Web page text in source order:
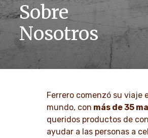
Sobre
Nosotros
La historia del Grupo Ferrero y su misión.
Desde los primeros pasos hasta un éxito
DESCUBRE MÁS
Ferrero comenzó su viaje
mundo, con más de 35
queridos productos de
ayudar a las personas a